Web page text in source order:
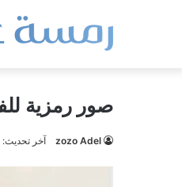
صور رمزية
zozo Adel آخر تحديث: 14 فبراير، 2020